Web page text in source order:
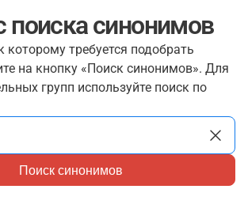
поиска синонимов
которому требуется подобрать
на кнопку «Поиск синонимов». Для
групп используйте поиск по
Поиск синонимов